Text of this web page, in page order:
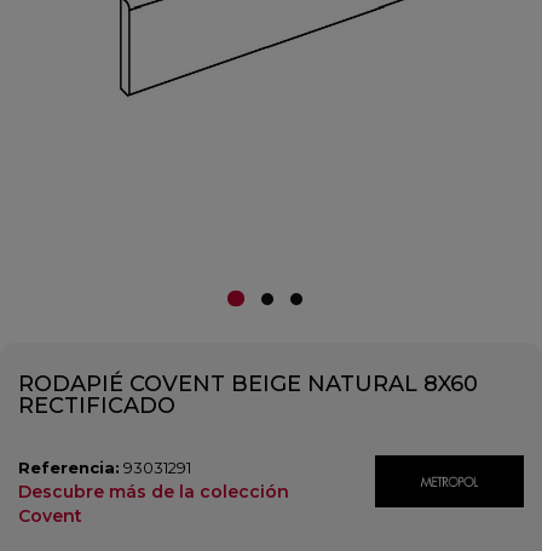
RODAPIÉ COVENT BEIGE NATURAL 8X60
RECTIFICADO
Referencia: 93031291
Descubre más de la colección
Covent